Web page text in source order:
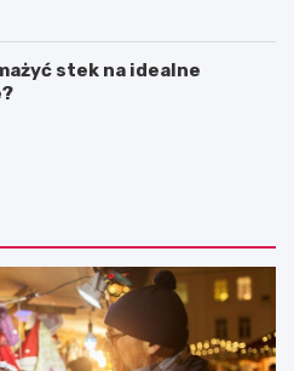
stek na idealne